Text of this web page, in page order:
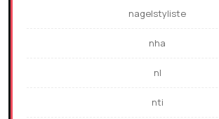
nagelstyliste
nha
nl
nti